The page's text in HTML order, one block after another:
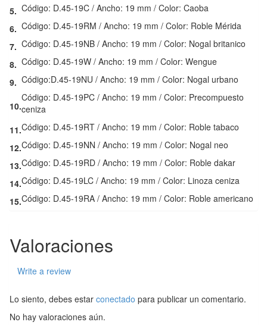
5. Código: D.45-19C / Ancho: 19 mm / Color: Caoba
6. Código: D.45-19RM / Ancho: 19 mm / Color: Roble Mérida
7. Código: D.45-19NB / Ancho: 19 mm / Color: Nogal britanico
8. Código: D.45-19W / Ancho: 19 mm / Color: Wengue
9. Código:D.45-19NU / Ancho: 19 mm / Color: Nogal urbano
10.
Código: D.45-19PC / Ancho: 19 mm / Color: Precompuesto
ceniza
11.Código: D.45-19RT / Ancho: 19 mm / Color: Roble tabaco
12.Código: D.45-19NN / Ancho: 19 mm / Color: Nogal neo
13.Código: D.45-19RD / Ancho: 19 mm / Color: Roble dakar
14.Código: D.45-19LC / Ancho: 19 mm / Color: Linoza ceniza
15.Código: D.45-19RA / Ancho: 19 mm / Color: Roble americano
Valoraciones
Write a review
Lo siento, debes estar conectado para publicar un comentario.
No hay valoraciones aún.